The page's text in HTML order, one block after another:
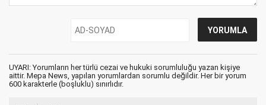
UYARI: Yorumların her türlü cezai ve hukuki sorumluluğu yazan kişiye
aittir. Mepa News, yapılan yorumlardan sorumlu değildir. Her bir yorum
600 karakterle (boşluklu) sınırlıdır.